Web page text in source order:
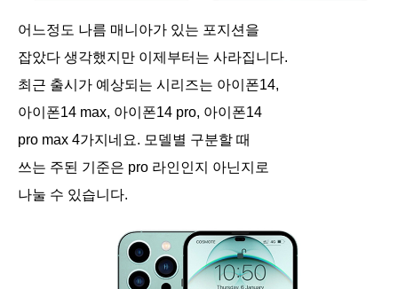
어느정도 나름 매니아가 있는 포지션을
잡았다 생각했지만 이제부터는 사라집니다.
최근 출시가 예상되는 시리즈는 아이폰14,
아이폰14 max, 아이폰14 pro, 아이폰14
pro max 4가지네요. 모델별 구분할 때
쓰는 주된 기준은 pro 라인인지 아닌지로
나눌 수 있습니다.